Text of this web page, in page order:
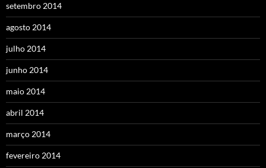
setembro 2014
agosto 2014
julho 2014
junho 2014
maio 2014
abril 2014
março 2014
fevereiro 2014